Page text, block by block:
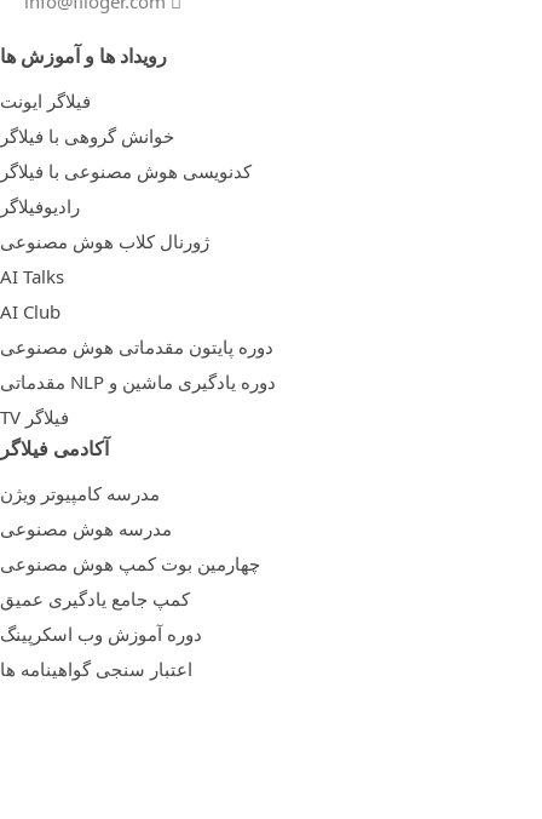
رویداد ها و آموزش ها
فیلاگر ایونت
خوانش گروهی با فیلاگر
کدنویسی هوش مصنوعی با فیلاگر
رادیوفیلاگر
ژورنال کلاب هوش مصنوعی
AI Talks
AI Club
دوره پایتون مقدماتی هوش مصنوعی
دوره یادگیری ماشین و NLP مقدماتی
فیلاگر TV
آکادمی فیلاگر
مدرسه کامپیوتر ویژن
مدرسه هوش مصنوعی
چهارمین بوت کمپ هوش مصنوعی
کمپ جامع یادگیری عمیق
دوره آموزش وب اسکرپینگ
اعتبار سنجی گواهینامه ها